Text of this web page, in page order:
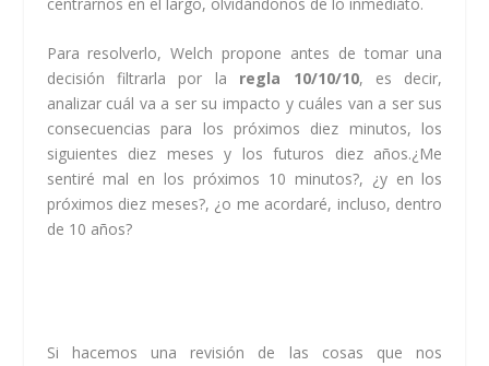
Para resolverlo, Welch propone antes de tomar una
decisión filtrarla por la regla 10/10/10, es decir,
analizar cuál va a ser su impacto y cuáles van a ser sus
consecuencias para los próximos diez minutos, los
siguientes diez meses y los futuros diez años.¿Me
sentiré mal en los próximos 10 minutos?, ¿y en los
próximos diez meses?, ¿o me acordaré, incluso, dentro
de 10 años?
Si hacemos una revisión de las cosas que nos